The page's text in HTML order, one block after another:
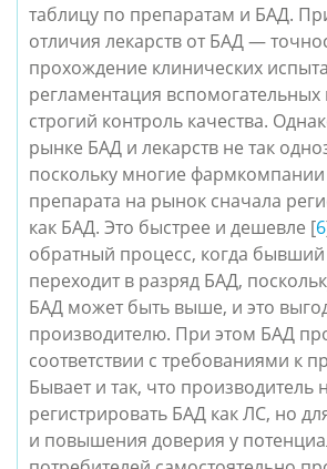
таблицу по препаратам и БАД.
отличия лекарств от БАД —
прохождение клинических
регламентация вспомогательных
строгий контроль качества.
рынке БАД и лекарств не так
поскольку многие
препарата на рынок сначала
как БАД. Это быстрее и дешевле [6
обратный процесс, когда
переходит в разряд БАД,
БАД может быть выше, и это
производителю. При этом БАД
соответствии с требованиями к
Бывает и так, что производитель
регистрировать БАД как ЛC, но
и повышения доверия у